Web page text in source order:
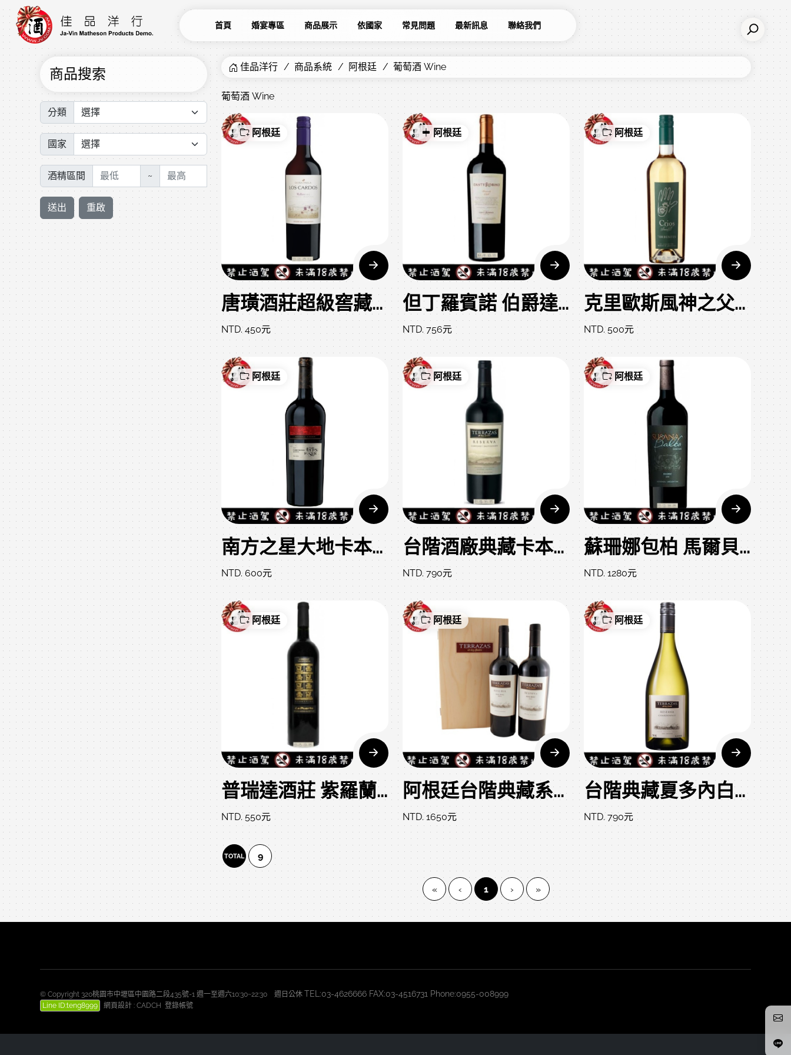
首頁 婚宴專區 商品展示 依國家 常見問題 最新訊息 聯絡我們
商品搜索
分類
國家
酒精區間 ~
送出 重啟
佳品洋行 商品系統 阿根廷 葡萄酒 Wine
葡萄酒 Wine
阿根廷
唐璜酒莊超級窖藏系列 馬爾貝克 Malbec
NTD. 450元
阿根廷
但丁羅賓諾 伯爵達紅酒 Dante Robino Bonarda
NTD. 756元
阿根廷
克里歐斯風神之父多隆蒂斯白酒 Dominio del Plata
NTD. 500元
阿根廷
南方之星大地卡本內紅葡萄酒 Artes del Sur
NTD. 600元
阿根廷
台階酒廠典藏卡本內蘇維濃紅酒 Terrazas Reserva
NTD. 790元
阿根廷
蘇珊娜包柏 馬爾貝克紅酒 Dominio del Plata
NTD. 1280元
阿根廷
普瑞達酒莊 紫羅蘭特選紅酒 La Puerta Clasico
NTD. 550元
阿根廷
阿根廷台階典藏系列馬爾貝紅酒雙瓶禮盒
NTD. 1650元
阿根廷
台階典藏夏多內白酒TERRAZAS Reserva Chardonnay
NTD. 790元
TOTAL 9
« ‹ 1(current)
› »
© Copyright 320桃園市中壢區中園路二段435號-1 週一至週六10:30~22:30 週日公休 TEL:03-4626666 FAX:03-4516731 Phone:0955-008999
Line ID:teng8999 網頁設計 : CADCH 登錄帳號